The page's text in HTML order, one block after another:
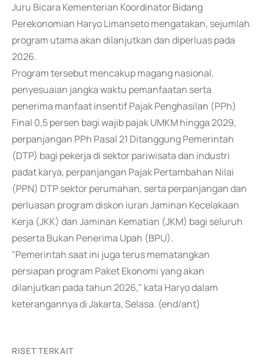
Juru Bicara Kementerian Koordinator Bidang
Perekonomian Haryo Limanseto mengatakan, sejumlah
program utama akan dilanjutkan dan diperluas pada
2026.
Program tersebut mencakup magang nasional,
penyesuaian jangka waktu pemanfaatan serta
penerima manfaat insentif Pajak Penghasilan (PPh)
Final 0,5 persen bagi wajib pajak UMKM hingga 2029,
perpanjangan PPh Pasal 21 Ditanggung Pemerintah
(DTP) bagi pekerja di sektor pariwisata dan industri
padat karya, perpanjangan Pajak Pertambahan Nilai
(PPN) DTP sektor perumahan, serta perpanjangan dan
perluasan program diskon iuran Jaminan Kecelakaan
Kerja (JKK) dan Jaminan Kematian (JKM) bagi seluruh
peserta Bukan Penerima Upah (BPU).
"Pemerintah saat ini juga terus mematangkan
persiapan program Paket Ekonomi yang akan
dilanjutkan pada tahun 2026," kata Haryo dalam
keterangannya di Jakarta, Selasa. (end/ant)
RISET TERKAIT